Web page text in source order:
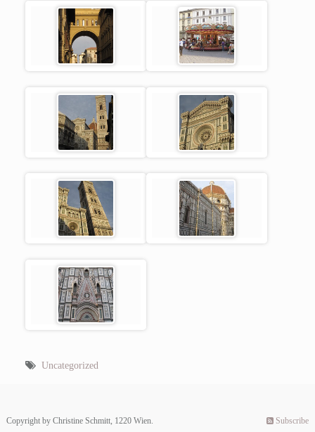
Uncategorized
Copyright by Christine Schmitt, 1220 Wien. Subscribe